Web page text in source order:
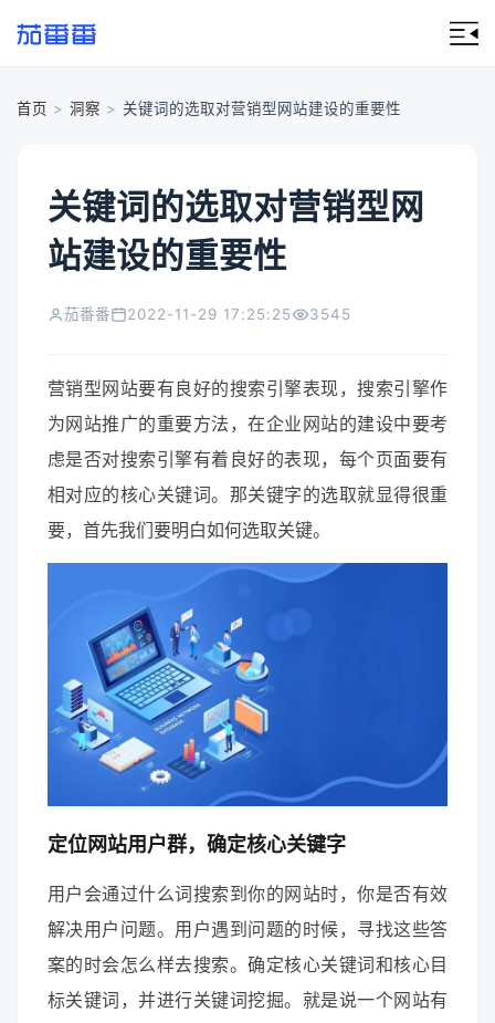
首页 > 洞察 > 关键词的选取对营销型网站建设的重要性
关键词的选取对营销型网
站建设的重要性
茄番番 2022-11-29 17:25:25 3545
营销型网站要有良好的搜索引擎表现，搜索引擎作
为网站推广的重要方法，在企业网站的建设中要考
虑是否对搜索引擎有着良好的表现，每个页面要有
相对应的核心关键词。那关键字的选取就显得很重
要，首先我们要明白如何选取关键。
定位网站用户群，确定核心关键字
用户会通过什么词搜索到你的网站时，你是否有效
解决用户问题。用户遇到问题的时候，寻找这些答
案的时会怎么样去搜索。确定核心关键词和核心目
标关键词，并进行关键词挖掘。就是说一个网站有